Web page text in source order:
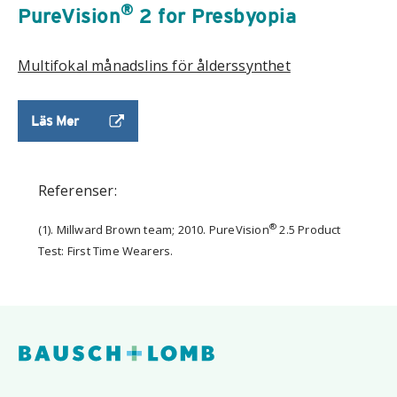
PureVision® 2 for Presbyopia
Multifokal månadslins för ålderssynthet
Läs Mer
Referenser:
(1). Millward Brown team; 2010. PureVision® 2.5 Product
Test: First Time Wearers.